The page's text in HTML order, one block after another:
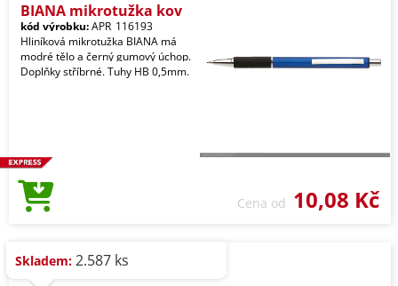
BIANA mikrotužka kov
kód výrobku:APR_116193
Hliníková mikrotužka BIANA má
modré tělo a černý gumový úchop.
Doplňky stříbrné. Tuhy HB 0,5mm.
Cena od 10,08 Kč
Skladem: 2.587 ks